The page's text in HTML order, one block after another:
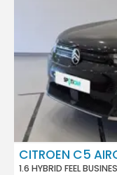
CITROEN C5
1.6 HYBRID FEEL